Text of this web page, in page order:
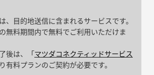
、目的地送信に含まれるサービスです。
無料期間内で無料でご利用いただけま
後は、「 マツダコネクティッドサービス
有料プランのご契約が必要です。